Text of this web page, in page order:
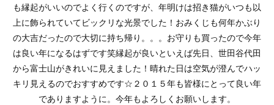
も縁起がいいのでよく行くのですが、年明けは招き猫がいつも以
上に飾られていてビックリな光景でした！おみくじも何年かぶり
の大吉だったので大切に持ち帰り。。。お守りも買ったので今年
は良い年になるはずです笑縁起が良いといえば先日、世田谷代田
から富士山がきれいに見えました！晴れた日は空気が澄んでハッ
キリ見えるのでおすすめです☆２０１５年も皆様にとって良い年
でありますように。今年もよろしくお願いします。